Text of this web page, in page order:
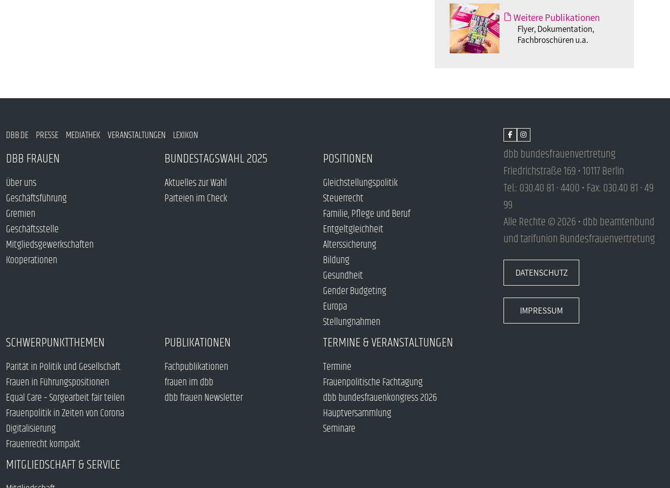
Weitere Publikationen
Flyer, Dokumentation,
Fachbroschüren u.a.
DBB.DE PRESSE MEDIATHEK VERANSTALTUNGEN LEXIKON
DBB FRAUEN
Über uns
Geschäftsführung
Gremien
Geschäftsstelle
Mitgliedsgewerkschaften
Kooperationen
BUNDESTAGSWAHL 2025
Aktuelles zur Wahl
Parteien im Check
POSITIONEN
Gleichstellungspolitik
Steuerrecht
Familie, Pflege und Beruf
Entgeltgleichheit
Alterssicherung
Bildung
Gesundheit
Gender Budgeting
Europa
Stellungnahmen
SCHWERPUNKTTHEMEN
Parität in Politik und Gesellschaft
Frauen in Führungspositionen
Equal Care – Sorgearbeit fair teilen
Frauenpolitik in Zeiten von Corona
Digitalisierung
Frauenrecht kompakt
PUBLIKATIONEN
Fachpublikationen
frauen im dbb
dbb frauen Newsletter
TERMINE & VERANSTALTUNGEN
Termine
Frauenpolitische Fachtagung
dbb bundesfrauenkongress 2026
Hauptversammlung
Seminare
MITGLIEDSCHAFT & SERVICE
dbb bundesfrauenvertretung
Friedrichstraße 169 • 10117 Berlin
Tel.: 030.40 81 - 4400 • Fax: 030.40 81 - 49
99
Alle Rechte © 2026 • dbb beamtenbund
und tarifunion Bundesfrauenvertretung
DATENSCHUTZ
IMPRESSUM